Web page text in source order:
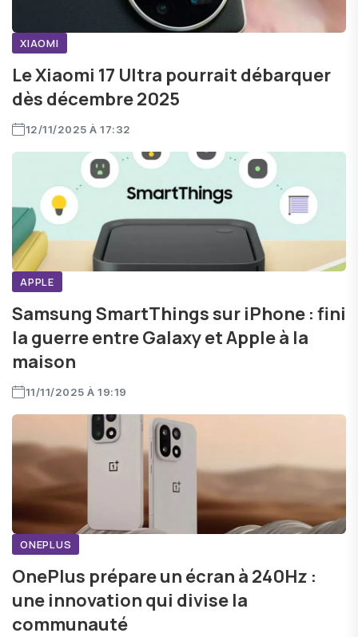
XIAOMI
Le Xiaomi 17 Ultra pourrait débarquer
dès décembre 2025
12/11/2025 À 17:32
APPLE
Samsung SmartThings sur iPhone : fini
la guerre entre Galaxy et Apple à la
maison
11/11/2025 À 19:19
ONEPLUS
OnePlus prépare un écran à 240Hz :
une innovation qui divise la
communauté